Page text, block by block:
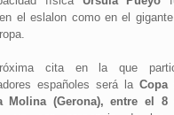
el eslalon como en el
cita en la que
españoles será la Copa
Molina (Gerona), entre el